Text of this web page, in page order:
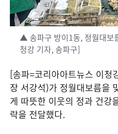
▲ 송파구 방이1동, 정월대보
청강 기자, 송파구]
[송파=코리아아트뉴스 이청
장 서강석)가 정월대보름을
게 따뜻한 이웃의 정과 건강
락을 전달했다.